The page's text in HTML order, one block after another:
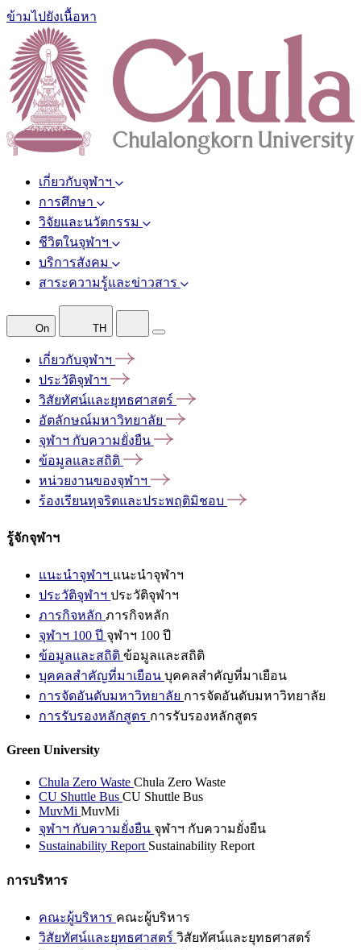
ข้ามไปยังเนื้อหา
เกี่ยวกับจุฬาฯ
การศึกษา
วิจัยและนวัตกรรม
ชีวิตในจุฬาฯ
บริการสังคม
สาระความรู้และข่าวสาร
On TH
เกี่ยวกับจุฬาฯ
ประวัติจุฬาฯ
วิสัยทัศน์และยุทธศาสตร์
อัตลักษณ์มหาวิทยาลัย
จุฬาฯ กับความยั่งยืน
ข้อมูลและสถิติ
หน่วยงานของจุฬาฯ
ร้องเรียนทุจริตและประพฤติมิชอบ
รู้จักจุฬาฯ
แนะนำจุฬาฯ แนะนำจุฬาฯ
ประวัติจุฬาฯ ประวัติจุฬาฯ
ภารกิจหลัก ภารกิจหลัก
จุฬาฯ 100 ปี จุฬาฯ 100 ปี
ข้อมูลและสถิติ ข้อมูลและสถิติ
บุคคลสำคัญที่มาเยือน บุคคลสำคัญที่มาเยือน
การจัดอันดับมหาวิทยาลัย การจัดอันดับมหาวิทยาลัย
การรับรองหลักสูตร การรับรองหลักสูตร
Green University
Chula Zero Waste Chula Zero Waste
CU Shuttle Bus CU Shuttle Bus
MuvMi MuvMi
จุฬาฯ กับความยั่งยืน จุฬาฯ กับความยั่งยืน
Sustainability Report Sustainability Report
การบริหาร
คณะผู้บริหาร คณะผู้บริหาร
วิสัยทัศน์และยุทธศาสตร์ วิสัยทัศน์และยุทธศาสตร์